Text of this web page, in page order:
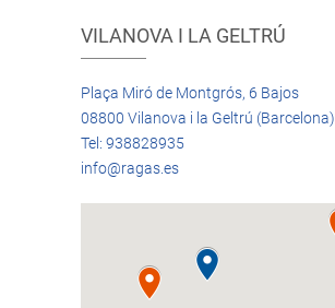
VILANOVA I LA GELTRÚ
Plaça Miró de Montgrós, 6 Bajos
08800 Vilanova i la Geltrú (Barcelona)
Tel: 938828935
info@ragas.es